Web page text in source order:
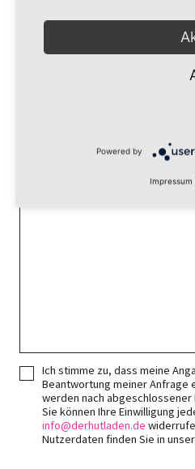
Ich stimme zu, dass meine
Beantwortung meiner Anfrage
werden nach
Sie können Ihre Einwilligung
info
derhutladen de
Nutzerdaten finden Sie in
Powered by
Impressum